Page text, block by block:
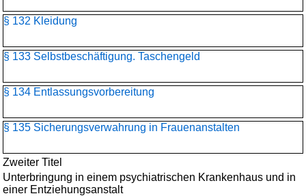
§ 132 Kleidung
§ 133 Selbstbeschäftigung. Taschengeld
§ 134 Entlassungsvorbereitung
§ 135 Sicherungsverwahrung in Frauenanstalten
Zweiter Titel
Unterbringung in einem psychiatrischen Krankenhaus und in
einer Entziehungsanstalt